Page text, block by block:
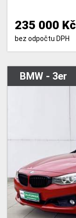
235 000 Kč
bez odpočtu DPH
BMW - 3er